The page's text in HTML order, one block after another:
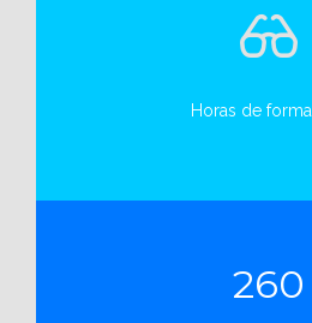
Horas de
260